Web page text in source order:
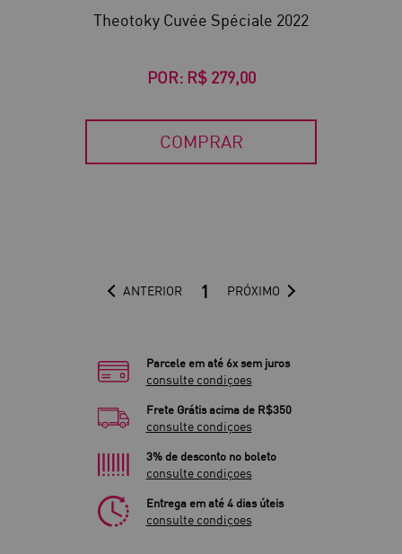
Theotoky Cuvée Spéciale 2022
POR: R$ 279,00
COMPRAR
ANTERIOR 1 PRÓXIMO
Parcele em até 6x sem juros
consulte condiçoes
Frete Grátis acima de R$350
consulte condiçoes
3% de desconto no boleto
consulte condiçoes
Entrega em até 4 dias úteis
consulte condiçoes